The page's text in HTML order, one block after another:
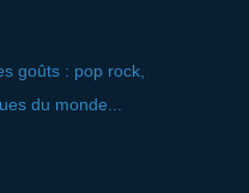
goûts : pop rock,
du monde...